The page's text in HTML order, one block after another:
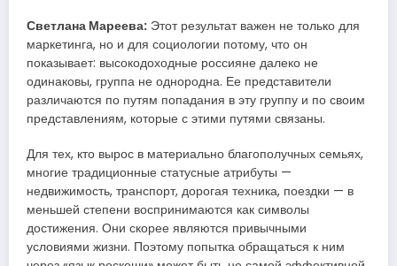
Светлана Мареева: Этот результат важен не только для
маркетинга, но и для социологии потому, что он
показывает: высокодоходные россияне далеко не
одинаковы, группа не однородна. Ее представители
различаются по путям попадания в эту группу и по своим
представлениям, которые с этими путями связаны.
Для тех, кто вырос в материально благополучных семьях,
многие традиционные статусные атрибуты —
недвижимость, транспорт, дорогая техника, поездки — в
меньшей степени воспринимаются как символы
достижения. Они скорее являются привычными
условиями жизни. Поэтому попытка обращаться к ним